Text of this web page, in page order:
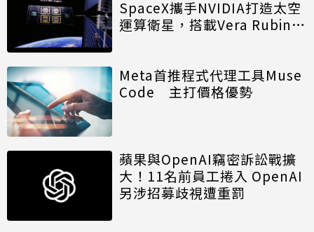
SpaceX攜手NVIDIA打造太空
運算衛星，搭載Vera Rubin運
Meta首推程式代理工具Muse
Code 主打價格優勢
蘋果與OpenAI竊密訴訟戰擴
大！11名前員工捲入 OpenAI
另涉招募歧視遭重罰